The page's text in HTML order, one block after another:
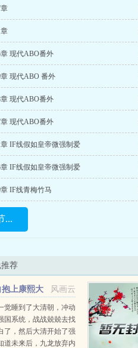
现代ABO番外
现代ABO 番外
现代ABO番外
现代ABO番外
IF线假如皇帝微强制爱
IF线假如皇帝微强制爱
IF线青梅竹马
...
荐
风画云
上康熙大
觉睡到了大清朝，冲动
国系统，战战兢兢去找
了，然后大清开始了强
道未来后，九龙放弃内